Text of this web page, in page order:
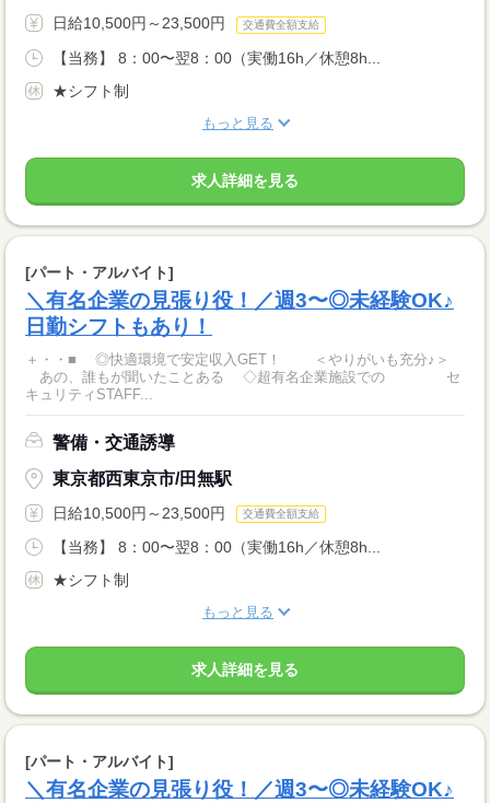
日給10,500円～23,500円 交通費全額支給
【当務】 8：00〜翌8：00（実働16h／休憩8h...
★シフト制
もっと見る
求人詳細を見る
[パート・アルバイト]
＼有名企業の見張り役！／週3〜◎未経験OK♪
日勤シフトもあり！
＋・・■ ◎快適環境で安定収入GET！ ＜やりがいも充分♪＞
あの、誰もが聞いたことある ◇超有名企業施設での セ
キュリティSTAFF...
警備・交通誘導
東京都西東京市/田無駅
日給10,500円～23,500円 交通費全額支給
【当務】 8：00〜翌8：00（実働16h／休憩8h...
★シフト制
もっと見る
求人詳細を見る
[パート・アルバイト]
＼有名企業の見張り役！／週3〜◎未経験OK♪